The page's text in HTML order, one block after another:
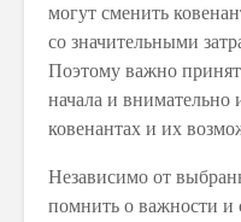
могут сменить
со значительными
Поэтому важно
начала и
ковенантах и их
Независимо от
помнить о важности и